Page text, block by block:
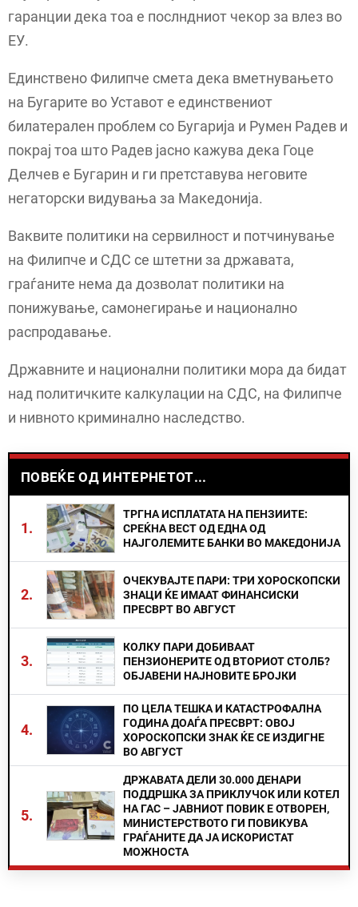
гаранции дека тоа е послндниот чекор за влез во
ЕУ.
Единствено Филипче смета дека вметнувањето
на Бугарите во Уставот е единствениот
билатерален проблем со Бугарија и Румен Радев и
покрај тоа што Радев јасно кажува дека Гоце
Делчев е Бугарин и ги претставува неговите
негаторски видувања за Македонија.
Ваквите политики на сервилност и потчинување
на Филипче и СДС се штетни за државата,
граѓаните нема да дозволат политики на
понижување, самонегирање и национално
распродавање.
Државните и национални политики мора да бидат
над политичките калкулации на СДС, на Филипче
и нивното криминално наследство.
ПОВЕЌЕ ОД ИНТЕРНЕТОТ...
1.
ТРГНА ИСПЛАТАТА НА ПЕНЗИИТЕ:
СРЕЌНА ВЕСТ ОД ЕДНА ОД
НАЈГОЛЕМИТЕ БАНКИ ВО МАКЕДОНИЈА
2.
ОЧЕКУВАЈТЕ ПАРИ: ТРИ ХОРОСКОПСКИ
ЗНАЦИ ЌЕ ИМААТ ФИНАНСИСКИ
ПРЕСВРТ ВО АВГУСТ
3.
КОЛКУ ПАРИ ДОБИВААТ
ПЕНЗИОНЕРИТЕ ОД ВТОРИОТ СТОЛБ?
ОБЈАВЕНИ НАЈНОВИТЕ БРОЈКИ
4.
ПО ЦЕЛА ТЕШКА И КАТАСТРОФАЛНА
ГОДИНА ДОАЃА ПРЕСВРТ: ОВОЈ
ХОРОСКОПСКИ ЗНАК ЌЕ СЕ ИЗДИГНЕ
ВО АВГУСТ
5.
ДРЖАВАТА ДЕЛИ 30.000 ДЕНАРИ
ПОДДРШКА ЗА ПРИКЛУЧОК ИЛИ КОТЕЛ
НА ГАС – ЈАВНИОТ ПОВИК Е ОТВОРЕН,
МИНИСТЕРСТВОТО ГИ ПОВИКУВА
ГРАЃАНИТЕ ДА ЈА ИСКОРИСТАТ
МОЖНОСТА